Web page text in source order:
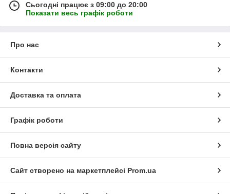
Сьогодні працює з 09:00 до 20:00
Показати весь графік роботи
Про нас
Контакти
Доставка та оплата
Графік роботи
Повна версія сайту
Сайт створено на маркетплейсі Prom.ua